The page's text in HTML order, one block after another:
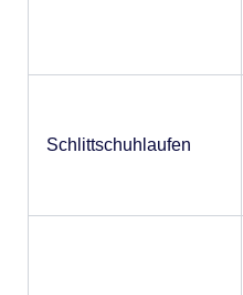
Schlittschuhlaufen